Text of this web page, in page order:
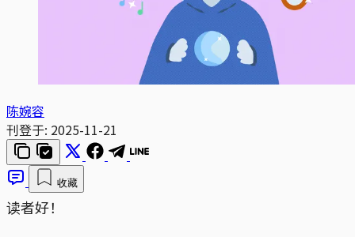
陈婉容
刊登于: 2025-11-21
收藏
读者好！